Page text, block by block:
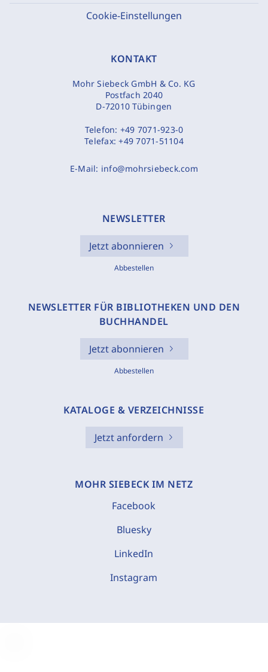
Cookie-Einstellungen
KONTAKT
Mohr Siebeck GmbH & Co. KG
Postfach 2040
D-72010 Tübingen
Telefon: +49 7071-923-0
Telefax:+49 7071-51104
E-Mail: info@mohrsiebeck.com
NEWSLETTER
Jetzt abonnieren
Abbestellen
NEWSLETTER FÜR BIBLIOTHEKEN UND DEN
BUCHHANDEL
Jetzt abonnieren
Abbestellen
KATALOGE & VERZEICHNISSE
Jetzt anfordern
MOHR SIEBECK IM NETZ
Facebook
Bluesky
LinkedIn
Instagram